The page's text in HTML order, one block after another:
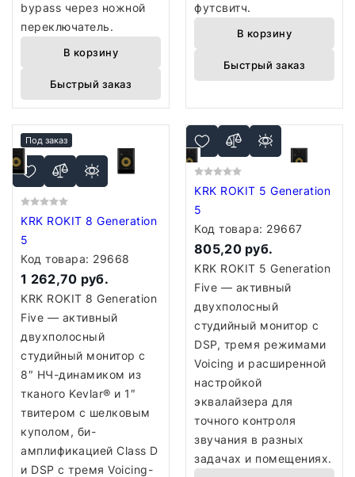
bypass через ножной
переключатель.
В корзину
Быстрый заказ
футсвитч.
В корзину
Быстрый заказ
Под заказ
KRK ROKIT 8 Generation
5
Код товара: 29668
1 262,70 руб.
KRK ROKIT 8 Generation
Five — активный
двухполосный
студийный монитор с
8″ НЧ-динамиком из
тканого Kevlar® и 1″
твитером с шелковым
куполом, би-
амплификацией Class D
и DSP с тремя Voicing-
KRK ROKIT 5 Generation
5
Код товара: 29667
805,20 руб.
KRK ROKIT 5 Generation
Five — активный
двухполосный
студийный монитор с
DSP, тремя режимами
Voicing и расширенной
настройкой
эквалайзера для
точного контроля
звучания в разных
задачах и помещениях.